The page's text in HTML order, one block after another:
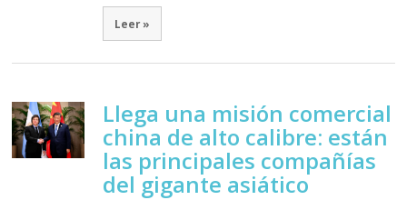
Leer »
Llega una misión comercial
china de alto calibre: están
las principales compañías
del gigante asiático